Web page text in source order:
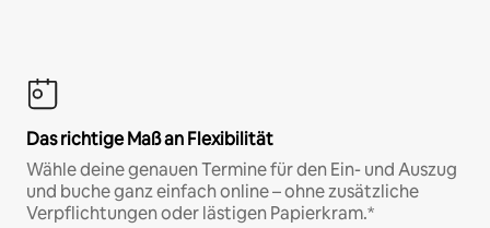
Das richtige Maß an Flexibilität
Wähle deine genauen Termine für den Ein- und Auszug
und buche ganz einfach online – ohne zusätzliche
Verpflichtungen oder lästigen Papierkram.*